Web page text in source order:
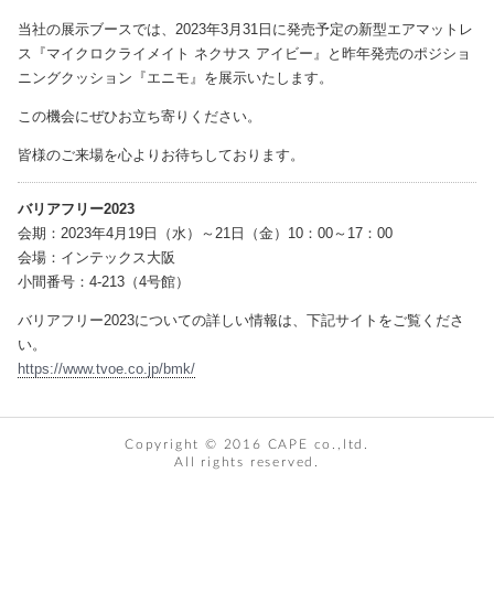
当社の展示ブースでは、2023年3月31日に発売予定の新型エアマットレ
ス『マイクロクライメイト ネクサス アイビー』と昨年発売のポジショ
ニングクッション『エニモ』を展示いたします。
この機会にぜひお立ち寄りください。
皆様のご来場を心よりお待ちしております。
バリアフリー2023
会期：2023年4月19日（水）～21日（金）10：00～17：00
会場：インテックス大阪
小間番号：4-213（4号館）
バリアフリー2023についての詳しい情報は、下記サイトをご覧くださ
い。
https://www.tvoe.co.jp/bmk/
Copyright © 2016 CAPE co.,ltd.
All rights reserved.